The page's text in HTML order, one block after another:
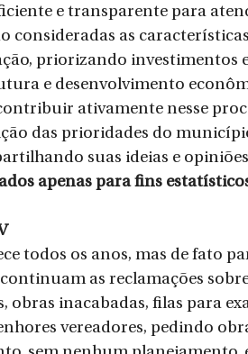
e transparente para
consideradas as
priorizando investimentos
e desenvolvimento
ativamente nesse
das prioridades do
suas ideias e
apenas para fins
todos os anos, mas de fato
as reclamações
obras inacabadas, filas para
vereadores, pedindo